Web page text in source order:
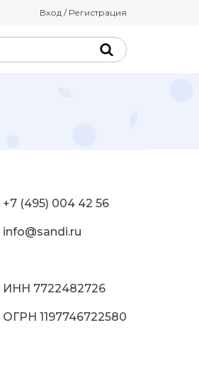
Вход / Регистрация
+7 (495) 004 42 56
info@sandi.ru
ИНН 7722482726
ОГРН 1197746722580